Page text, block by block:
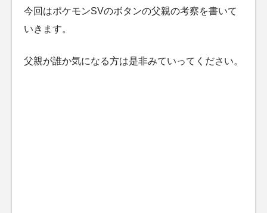
今回はポケモンSVのボタンの父親の考察を書いて
いきます。
父親が誰か気になる方は是非みていってください。